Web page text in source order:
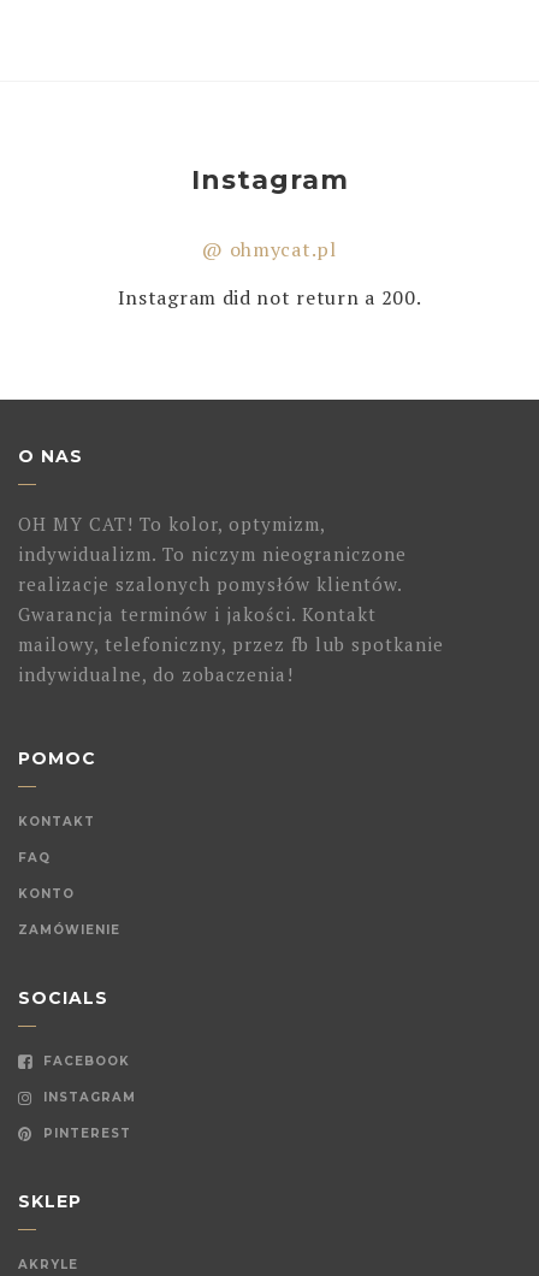
Instagram
@ ohmycat.pl
Instagram did not return a 200.
O NAS
OH MY CAT! To kolor, optymizm,
indywidualizm. To niczym nieograniczone
realizacje szalonych pomysłów klientów.
Gwarancja terminów i jakości. Kontakt
mailowy, telefoniczny, przez fb lub spotkanie
indywidualne, do zobaczenia!
POMOC
KONTAKT
FAQ
KONTO
ZAMÓWIENIE
SOCIALS
FACEBOOK
INSTAGRAM
PINTEREST
SKLEP
AKRYLE